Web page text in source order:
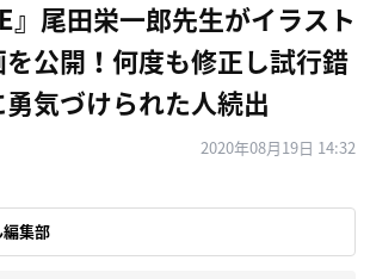
』尾田栄一郎先生がイラスト
公開！何度も修正し試行錯
気づけられた人続出
2020年08月19日 14:32
編集部